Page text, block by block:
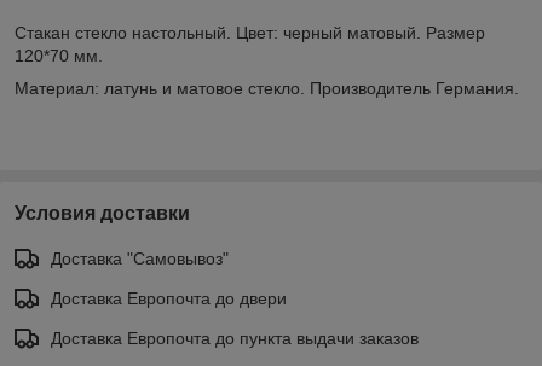
Стакан стекло настольный. Цвет: черный матовый. Размер
120*70 мм.
Материал: латунь и матовое стекло. Производитель Германия.
Условия доставки
Доставка "Самовывоз"
Доставка Европочта до двери
Доставка Европочта до пункта выдачи заказов